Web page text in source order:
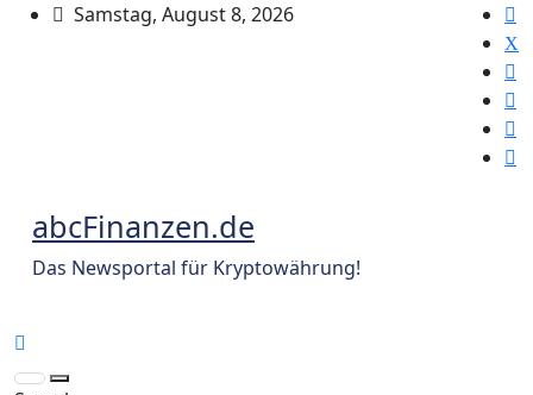
Skip
Samstag, August 8, 2026
abcFinanzen.de
Das Newsportal für Kryptowährung!